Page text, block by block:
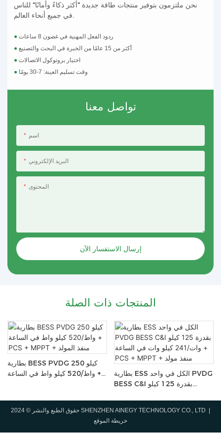
نحن ملتزمون بتوفير منتجات طاقة جديدة "أكثر ذكاءً وأمانًا" للناس
في جميع أنحاء العالم.
●
ردود الفعل المهنية في غضون 8 ساعات
●
أكثر من 15 عامًا من الخبرة في البحث والتصنيع
●اختيار بروتوكول الاتصالات
●
وقت تسليم العينة: 7-30 يومًا
تواصل معنا
اسم
البريد الإلكتروني
المحتوى
إرسال الاستفسار الآن
المنتجات ذات الصلة
بطارية BESS PVDG 250 كيلو
واط/520 كيلو واط في الساعة +
بطارية ESS الكل في واحد PVDG
BESS C&I بقدرة 125 كيلو
حقوق الطبع والنشر © 2024 SHENZHEN AINEGY TECHNOLOGY CO., LTD |
خريطة الموقع